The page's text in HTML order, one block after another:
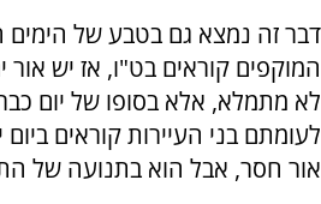
דבר זה נמצא גם בטבע של הימים
המוקפים קוראים בט"ו, אז יש
לא מתמלא, אלא בסופו של יום
לעומתם בני העיירות קוראים
אור חסר, אבל הוא בתנועה של